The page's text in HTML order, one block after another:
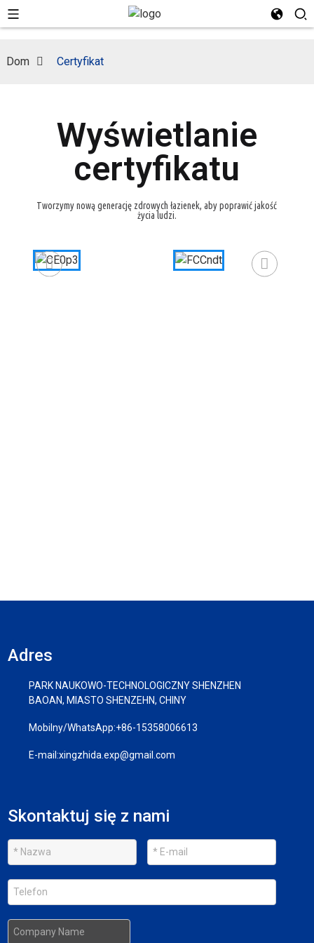
Dom Certyfikat
Wyświetlanie
certyfikatu
Tworzymy nową generację zdrowych łazienek, aby poprawić jakość
życia ludzi.
Adres
PARK NAUKOWO-TECHNOLOGICZNY SHENZHEN
BAOAN, MIASTO SHENZEHN, CHINY
Mobilny/WhatsApp:+86-15358006613
E-mail:xingzhida.exp@gmail.com
Skontaktuj się z nami